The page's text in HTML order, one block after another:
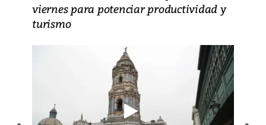
viernes para potenciar productividad y
turismo